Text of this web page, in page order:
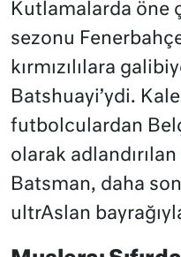
Kutlamalarda öne
sezonu
kırmızılılara
Batshuayi’ydi.
futbolculardan
olarak
Batsman, daha
ultrAslan